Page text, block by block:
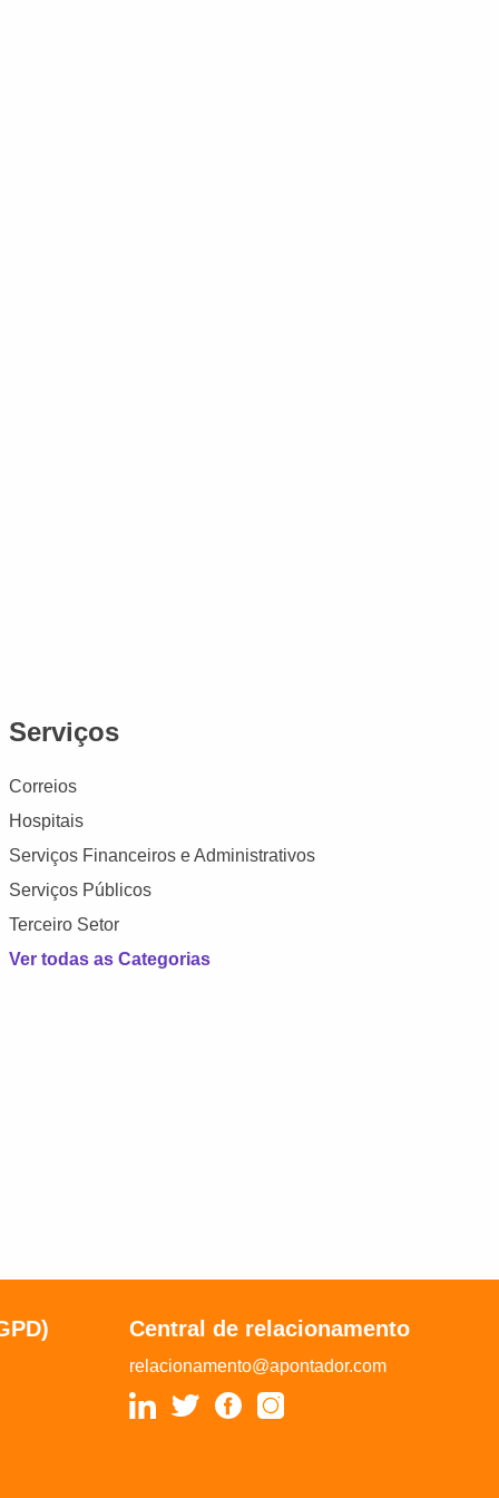
Serviços
Correios
Hospitais
Serviços Financeiros e Administrativos
Serviços Públicos
Terceiro Setor
Ver todas as Categorias
Central de relacionamento
relacionamento@apontador.com